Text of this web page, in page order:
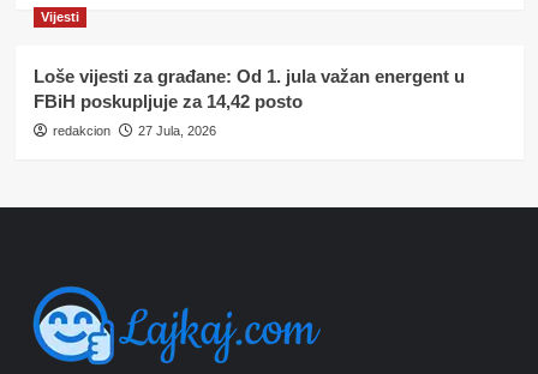
Vijesti
Loše vijesti za građane: Od 1. jula važan energent u
FBiH poskupljuje za 14,42 posto
redakcion 27 Jula, 2026